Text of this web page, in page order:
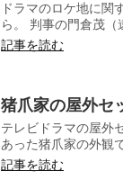
ドラマのロケ地に関
ら。 判事の門倉茂
記事を読む
猪爪家の屋外セ
テレビドラマの屋外
あった猪爪家の外観
記事を読む